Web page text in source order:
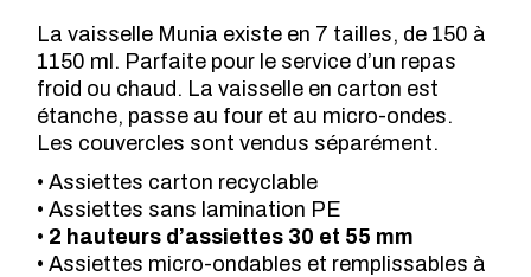
La vaisselle Munia existe en 7 tailles, de 150 à
1150 ml. Parfaite pour le service d’un repas
froid ou chaud. La vaisselle en carton est
étanche, passe au four et au micro-ondes.
Les couvercles sont vendus séparément.
• Assiettes carton recyclable
• Assiettes sans lamination PE
• 2 hauteurs d’assiettes 30 et 55 mm
• Assiettes micro-ondables et remplissables à